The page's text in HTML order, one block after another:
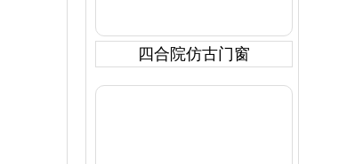
四合院仿古门窗